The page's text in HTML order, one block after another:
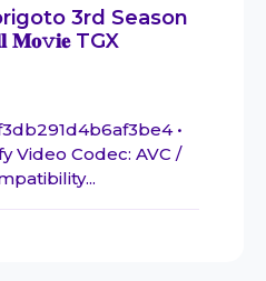
3rd Season
𝐌𝐨𝚟𝐢𝐞 TGX
•
Video Codec: AVC /